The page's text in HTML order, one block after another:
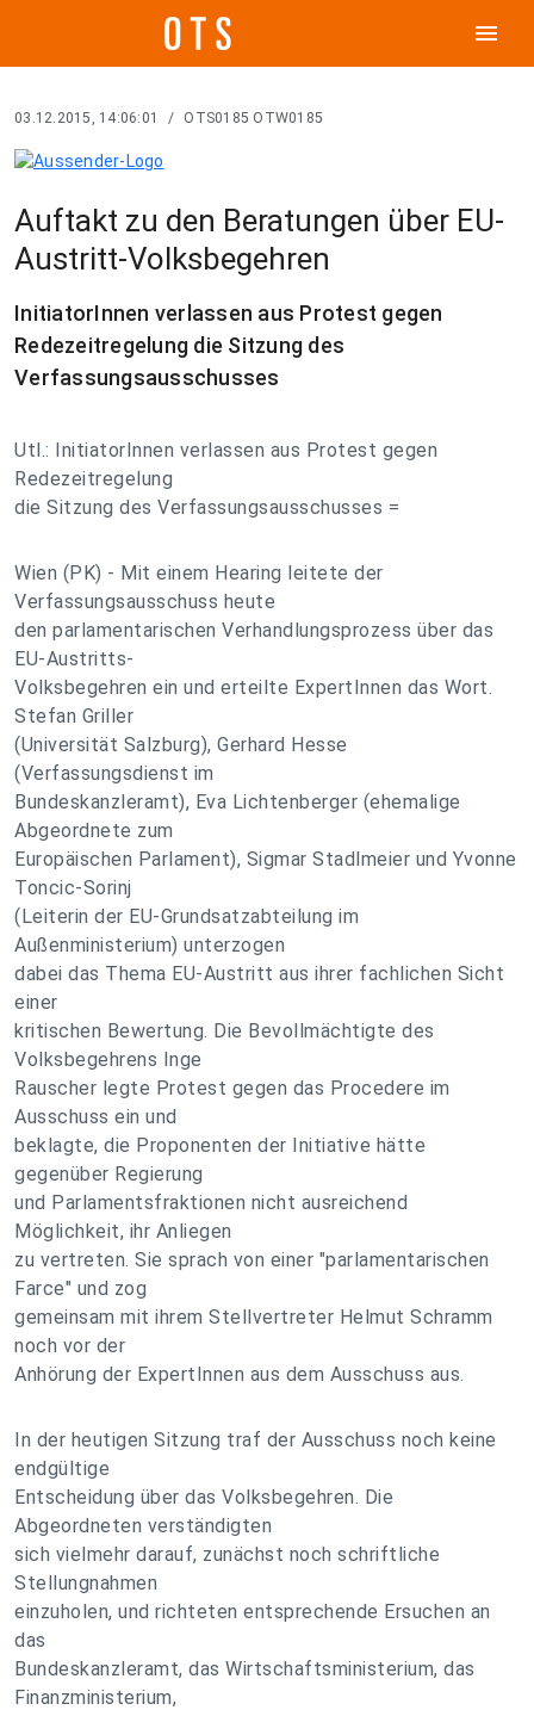
menu
03.12.2015, 14:06:01 / OTS0185 OTW0185
Auftakt zu den Beratungen über EU-
Austritt-Volksbegehren
InitiatorInnen verlassen aus Protest gegen
Redezeitregelung die Sitzung des
Verfassungsausschusses
Utl.: InitiatorInnen verlassen aus Protest gegen
Redezeitregelung
die Sitzung des Verfassungsausschusses =
Wien (PK) - Mit einem Hearing leitete der
Verfassungsausschuss heute
den parlamentarischen Verhandlungsprozess über das
EU-Austritts-
Volksbegehren ein und erteilte ExpertInnen das Wort.
Stefan Griller
(Universität Salzburg), Gerhard Hesse
(Verfassungsdienst im
Bundeskanzleramt), Eva Lichtenberger (ehemalige
Abgeordnete zum
Europäischen Parlament), Sigmar Stadlmeier und Yvonne
Toncic-Sorinj
(Leiterin der EU-Grundsatzabteilung im
Außenministerium) unterzogen
dabei das Thema EU-Austritt aus ihrer fachlichen Sicht
einer
kritischen Bewertung. Die Bevollmächtigte des
Volksbegehrens Inge
Rauscher legte Protest gegen das Procedere im
Ausschuss ein und
beklagte, die Proponenten der Initiative hätte
gegenüber Regierung
und Parlamentsfraktionen nicht ausreichend
Möglichkeit, ihr Anliegen
zu vertreten. Sie sprach von einer "parlamentarischen
Farce" und zog
gemeinsam mit ihrem Stellvertreter Helmut Schramm
noch vor der
Anhörung der ExpertInnen aus dem Ausschuss aus.
In der heutigen Sitzung traf der Ausschuss noch keine
endgültige
Entscheidung über das Volksbegehren. Die
Abgeordneten verständigten
sich vielmehr darauf, zunächst noch schriftliche
Stellungnahmen
einzuholen, und richteten entsprechende Ersuchen an
das
Bundeskanzleramt, das Wirtschaftsministerium, das
Finanzministerium,